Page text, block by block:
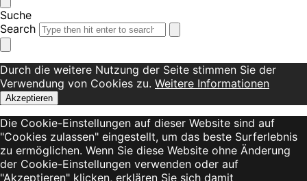
Suche
Search
Durch die weitere Nutzung der Seite stimmen Sie der
Verwendung von Cookies zu. Weitere Informationen
Akzeptieren
Die Cookie-Einstellungen auf dieser Website sind auf
"Cookies zulassen" eingestellt, um das beste Surferlebnis
zu ermöglichen. Wenn Sie diese Website ohne Änderung
der Cookie-Einstellungen verwenden oder auf
"Akzeptieren" klicken, erklären Sie sich damit